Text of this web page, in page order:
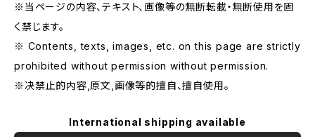
※当ページの内容、テキスト、画像等の無断転載・無断使用を固
く禁じます。
※ Contents, texts, images, etc. on this page are strictly
prohibited without permission without permission.
※决禁止的内容,原文,画像等的擅自、擅自使用。
International shipping available